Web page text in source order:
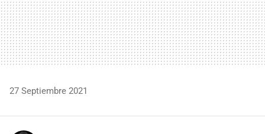
27 Septiembre 2021